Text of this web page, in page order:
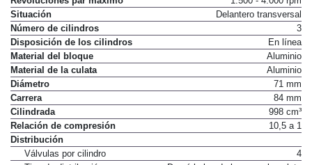
Situación
Delantero transversal
Número de cilindros
3
Disposición de los cilindros
En línea
Material del bloque
Aluminio
Material de la culata
Aluminio
Diámetro
71 mm
Carrera
84 mm
Cilindrada
998 cm³
Relación de compresión
10,5 a 1
Distribución
Válvulas por cilindro
4